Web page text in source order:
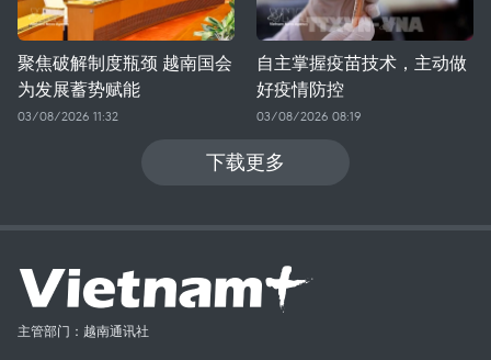
聚焦破解制度瓶颈 越南国会
为发展蓄势赋能
03/08/2026 11:32
自主掌握疫苗技术，主动做
好疫情防控
03/08/2026 08:19
下载更多
主管部门：越南通讯社